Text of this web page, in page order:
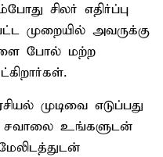
சிலர் எதிர்ப்பு
முறையில் அவருக்கு
போல் மற்ற
முடிவை எடுப்பது
சவாலை உங்களுடன்